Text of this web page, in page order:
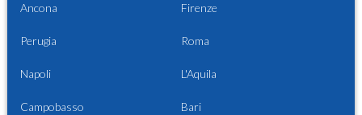
Ancona Firenze
Perugia Roma
Napoli L'Aquila
Campobasso Bari